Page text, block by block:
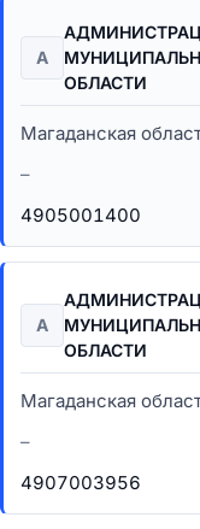
А
ОБЛАСТИ
Магаданская
–
4905001400
А
ОБЛАСТИ
Магаданская
–
4907003956